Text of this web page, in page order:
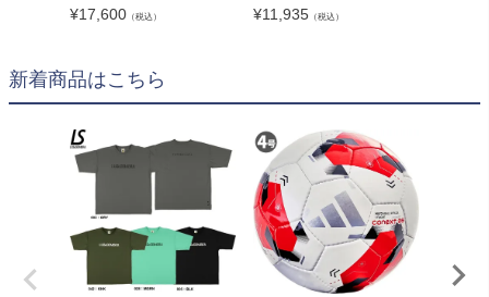
¥17,600 （税込）
¥11,935 （税込）
新着商品はこちら